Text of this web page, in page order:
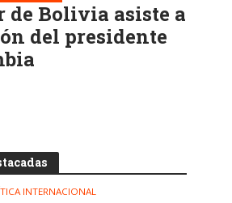
de Bolivia asiste a
del presidente
INTERNACIONAL